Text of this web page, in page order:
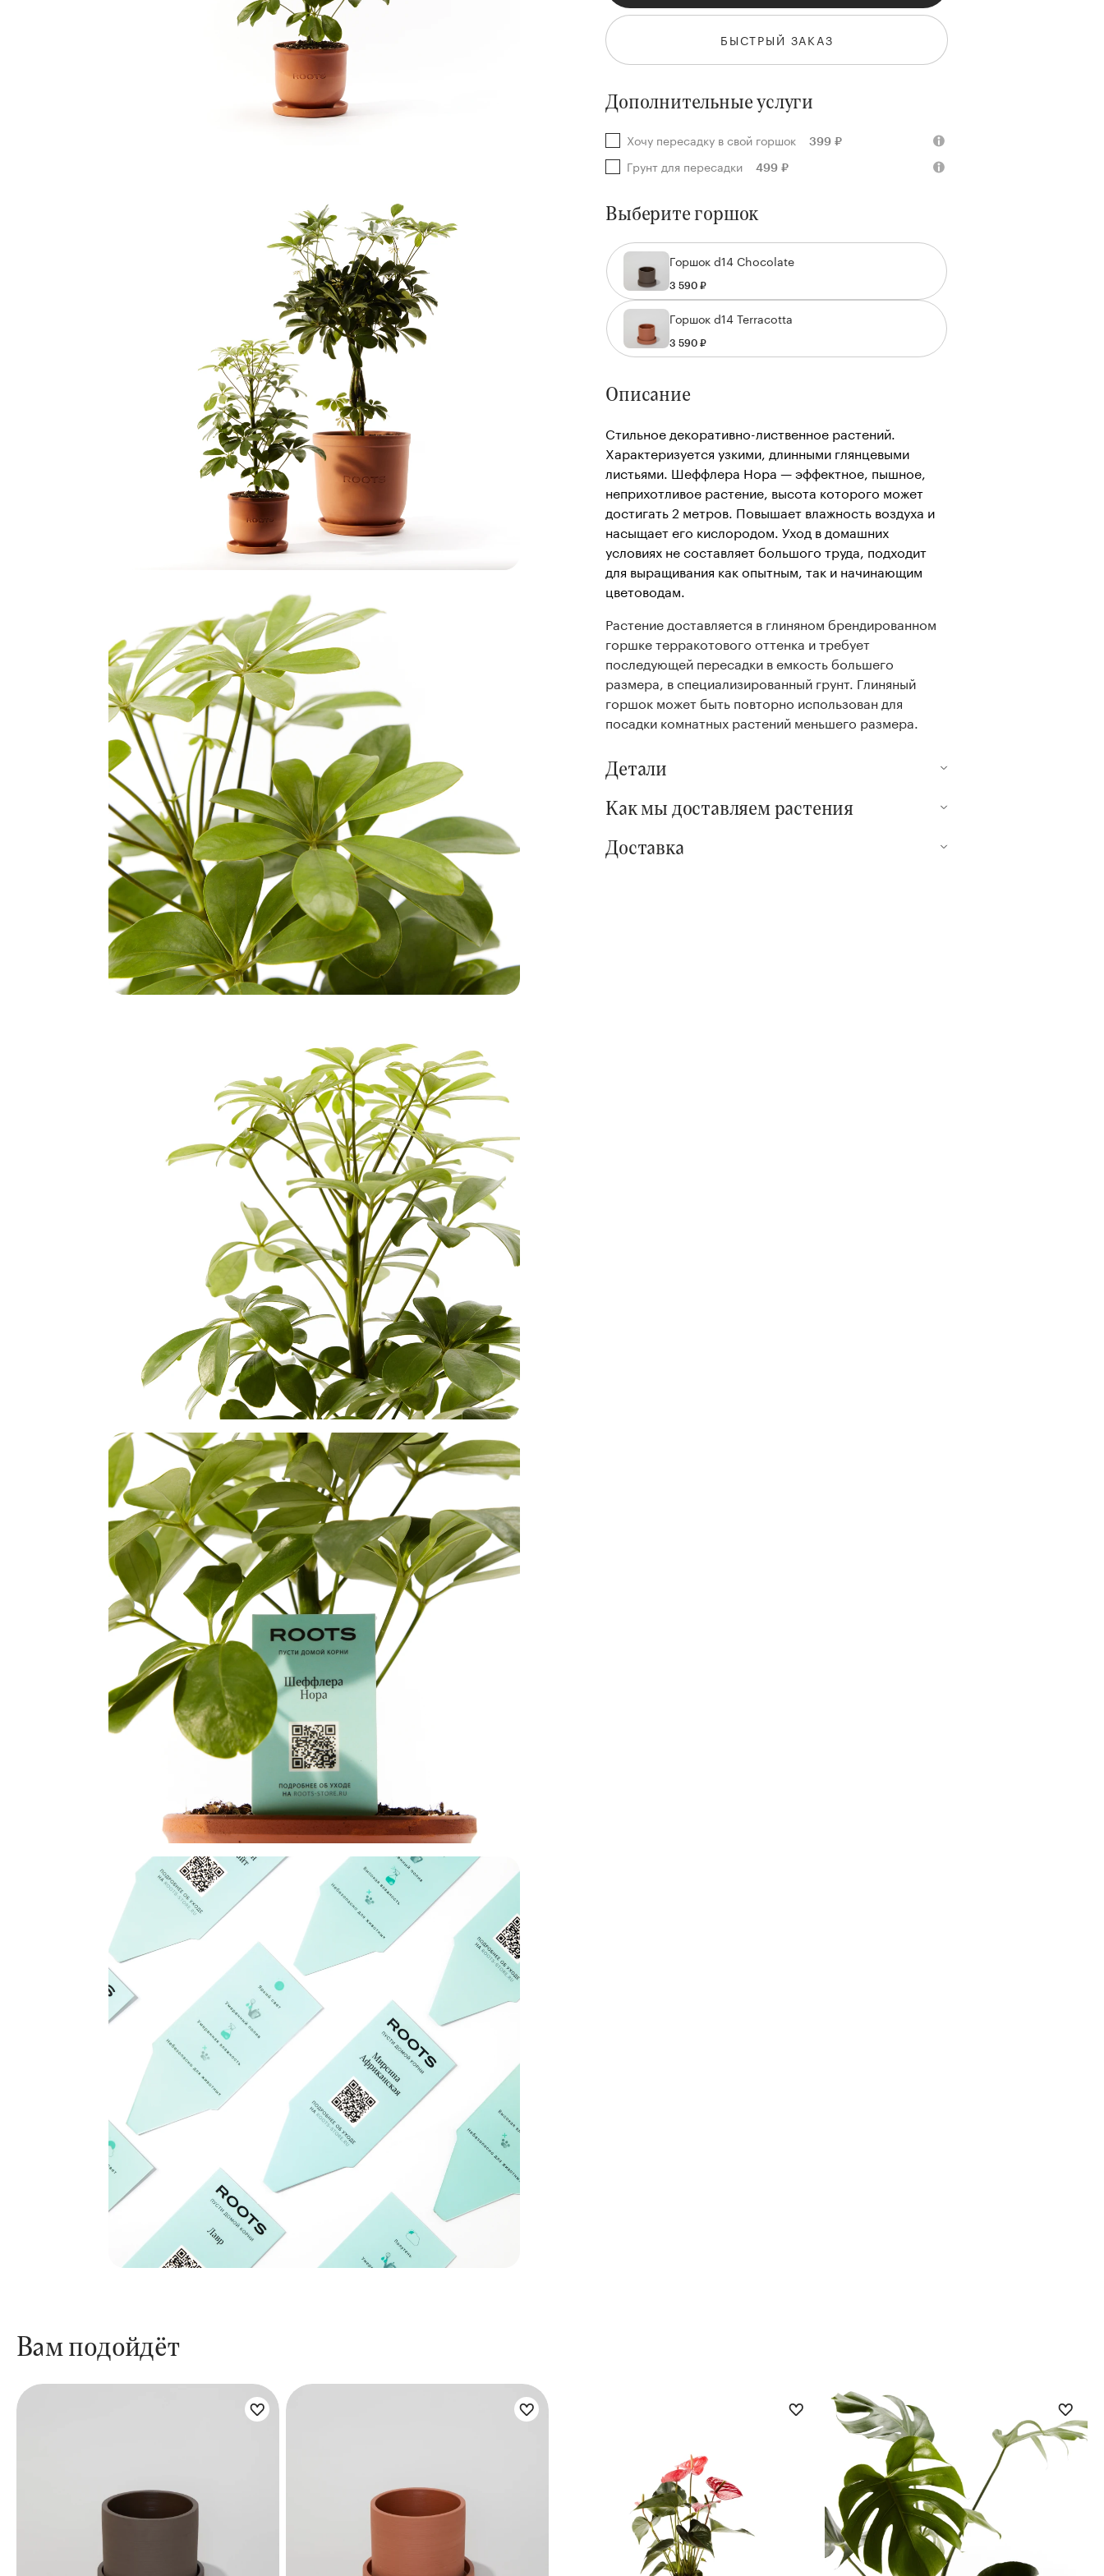
БЫСТРЫЙ ЗАКАЗ
Дополнительные услуги
Хочу пересадку в свой горшок399 ₽
Грунт для пересадки499 ₽
Выберите горшок
Горшок d14 Chocolate
3 590 ₽
Горшок d14 Terracotta
3 590 ₽
Описание
Стильное декоративно-лиственное растений.
Характеризуется узкими, длинными глянцевыми
листьями. Шеффлера Нора — эффектное, пышное,
неприхотливое растение, высота которого может
достигать 2 метров. Повышает влажность воздуха и
насыщает его кислородом. Уход в домашних
условиях не составляет большого труда, подходит
для выращивания как опытным, так и начинающим
цветоводам.
Растение доставляется в глиняном брендированном
горшке терракотового оттенка и требует
последующей пересадки в емкость большего
размера, в специализированный грунт. Глиняный
горшок может быть повторно использован для
посадки комнатных растений меньшего размера.
Детали
Как мы доставляем растения
Доставка
Вам подойдёт